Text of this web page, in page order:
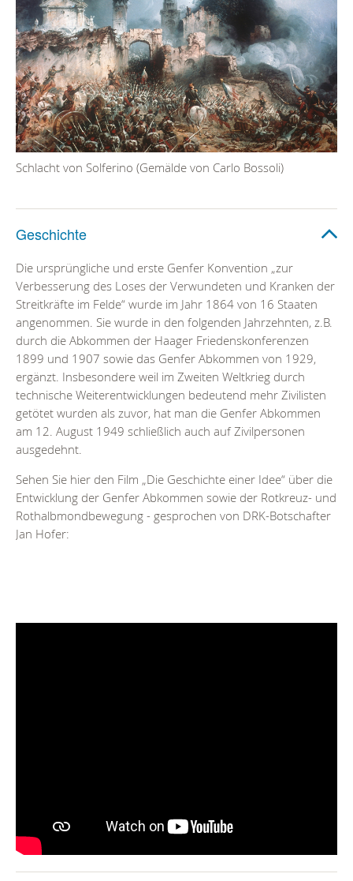
Schlacht von Solferino (Gemälde von Carlo Bossoli)
Geschichte
Die ursprüngliche und erste Genfer Konvention „zur
Verbesserung des Loses der Verwundeten und Kranken der
Streitkräfte im Felde“ wurde im Jahr 1864 von 16 Staaten
angenommen. Sie wurde in den folgenden Jahrzehnten, z.B.
durch die Abkommen der Haager Friedenskonferenzen
1899 und 1907 sowie das Genfer Abkommen von 1929,
ergänzt. Insbesondere weil im Zweiten Weltkrieg durch
technische Weiterentwicklungen bedeutend mehr Zivilisten
getötet wurden als zuvor, hat man die Genfer Abkommen
am 12. August 1949 schließlich auch auf Zivilpersonen
ausgedehnt.
Sehen Sie hier den Film „Die Geschichte einer Idee“ über die
Entwicklung der Genfer Abkommen sowie der Rotkreuz- und
Rothalbmondbewegung - gesprochen von DRK-Botschafter
Jan Hofer: